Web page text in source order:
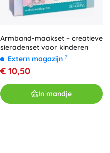
Armband-maakset – creatieve
sieradenset voor kinderen
Extern magazijn ?
€ 10,50
In mandje